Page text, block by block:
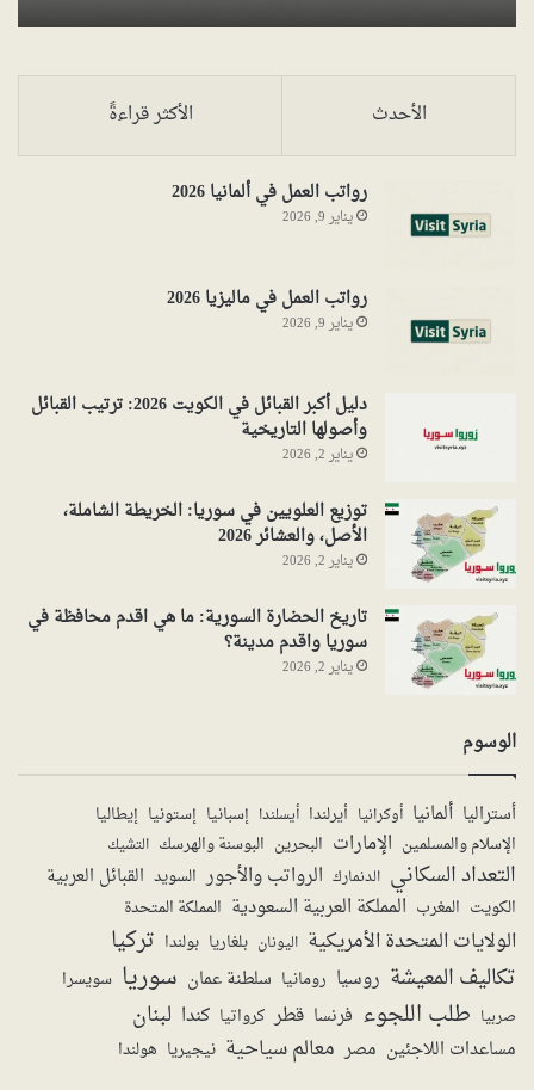
الأحدث الأكثر قراءةً
رواتب العمل في ألمانيا 2026
يناير 9, 2026
رواتب العمل في ماليزيا 2026
يناير 9, 2026
دليل أكبر القبائل في الكويت 2026: ترتيب القبائل
وأصولها التاريخية
يناير 2, 2026
توزيع العلويين في سوريا: الخريطة الشاملة،
الأصل، والعشائر 2026
يناير 2, 2026
تاريخ الحضارة السورية: ما هي اقدم محافظة في
سوريا واقدم مدينة؟
يناير 2, 2026
الوسوم
أستراليا ألمانيا أوكرانيا أيرلندا أيسلندا إسبانيا إستونيا إيطاليا
الإسلام والمسلمين الإمارات البحرين البوسنة والهرسك التشيك
التعداد السكاني الدنمارك الرواتب والأجور السويد القبائل العربية
الكويت المغرب المملكة العربية السعودية المملكة المتحدة
الولايات المتحدة الأمريكية اليونان بلغاريا بولندا تركيا
تكاليف المعيشة روسيا رومانيا سلطنة عمان سوريا سويسرا
صربيا طلب اللجوء فرنسا قطر كرواتيا كندا لبنان
مساعدات اللاجئين مصر معالم سياحية نيجيريا هولندا